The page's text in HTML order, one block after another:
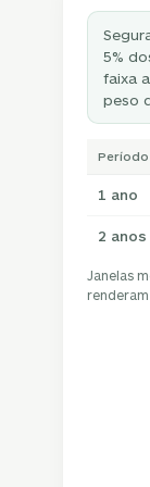
5%
faixa
peso
Período
1 ano
2 anos
Janelas